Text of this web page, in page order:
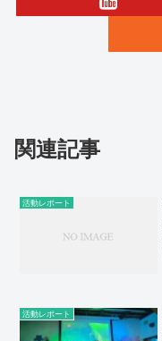
関連記事
活動レポート
活動レポート